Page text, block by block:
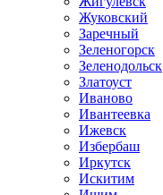
Жуковский
Заречный
Зеленогорск
Зеленодольск
Златоуст
Иваново
Ивантеевка
Ижевск
Избербаш
Иркутск
Искитим